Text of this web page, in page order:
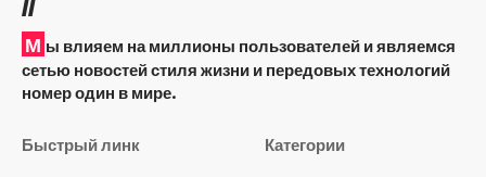
М ы влияем на миллионы пользователей и являемся
сетью новостей стиля жизни и передовых технологий
номер один в мире.
Быстрый линк Категории